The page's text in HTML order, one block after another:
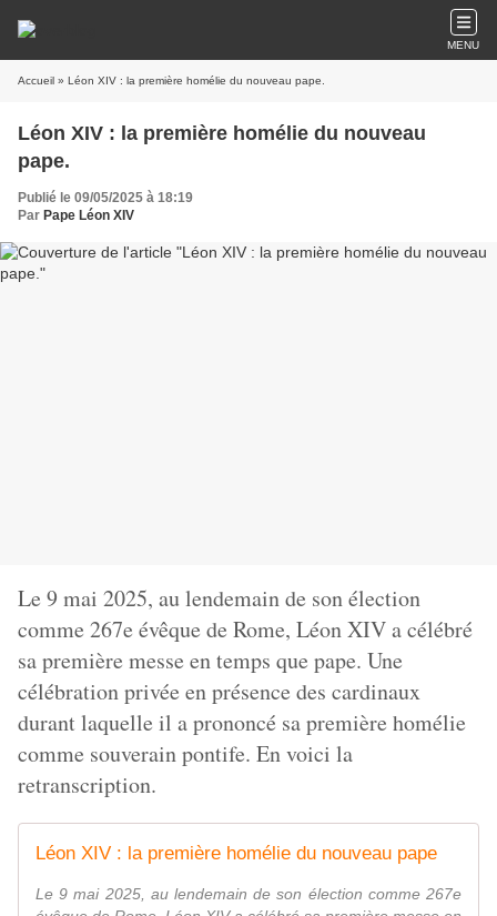
MENU
Accueil » Léon XIV : la première homélie du nouveau pape.
Léon XIV : la première homélie du nouveau
pape.
Publié le 09/05/2025 à 18:19
Par Pape Léon XIV
Le 9 mai 2025, au lendemain de son élection
comme 267e évêque de Rome, Léon XIV a célébré
sa première messe en temps que pape. Une
célébration privée en présence des cardinaux
durant laquelle il a prononcé sa première homélie
comme souverain pontife. En voici la
retranscription.
Léon XIV : la première homélie du nouveau pape
Le 9 mai 2025, au lendemain de son élection comme 267e